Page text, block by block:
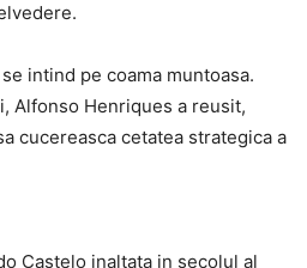
intind pe coama muntoasa.
Alfonso Henriques a reusit,
cucereasca cetatea strategica a
Castelo inaltata in secolul al